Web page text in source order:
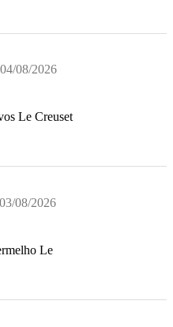
04/08/2026
Le Creuset
03/08/2026
Le